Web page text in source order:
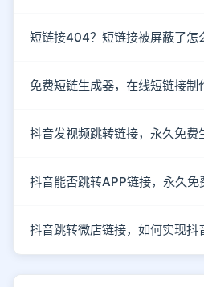
短链接404？短链接被屏蔽了怎
免费短链生成器，在线短链接制
抖音发视频跳转链接，永久免费
抖音能否跳转APP链接，永久免
抖音跳转微店链接，如何实现抖